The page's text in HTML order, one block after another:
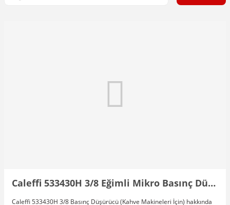
Caleffi 533430H 3/8 Eğimli Mikro Basınç Düşürücü Vana Kahve Makineleri İçin
Caleffi 533430H 3/8 Basınç Düşürücü (Kahve Makineleri İçin) hakkında